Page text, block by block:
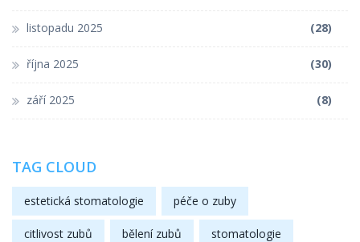
listopadu 2025 (28)
října 2025 (30)
září 2025 (8)
TAG CLOUD
estetická stomatologie péče o zuby
citlivost zubů bělení zubů stomatologie